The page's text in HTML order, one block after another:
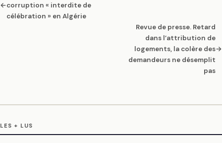
←corruption « interdite de
célébration » en Algérie
Revue de presse. Retard
dans l’attribution de
logements, la colère des
demandeurs ne désemplit
pas
→
LES + LUS